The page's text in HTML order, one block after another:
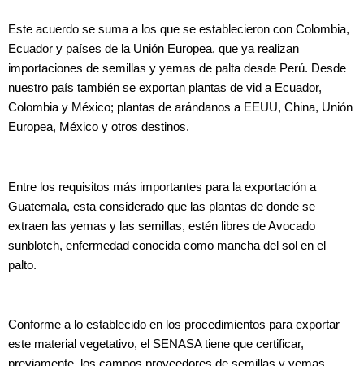
Este acuerdo se suma a los que se establecieron con Colombia,
Ecuador y países de la Unión Europea, que ya realizan
importaciones de semillas y yemas de palta desde Perú. Desde
nuestro país también se exportan plantas de vid a Ecuador,
Colombia y México; plantas de arándanos a EEUU, China, Unión
Europea, México y otros destinos.
Entre los requisitos más importantes para la exportación a
Guatemala, esta considerado que las plantas de donde se
extraen las yemas y las semillas, estén libres de Avocado
sunblotch, enfermedad conocida como mancha del sol en el
palto.
Conforme a lo establecido en los procedimientos para exportar
este material vegetativo, el SENASA tiene que certificar,